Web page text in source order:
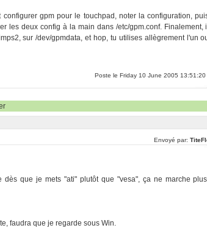
gpm pour le touchpad, noter la configuration,
les deux config à la main dans /etc/gpm.conf. Finalement, il
sur /dev/gpmdata, et hop, tu utilises allègrement l'un
Poste le Friday 10 June 2005 13:51:20
Envoyé par:
que je mets "ati" plutôt que "vesa", ça ne marche
faudra que je regarde sous Win.